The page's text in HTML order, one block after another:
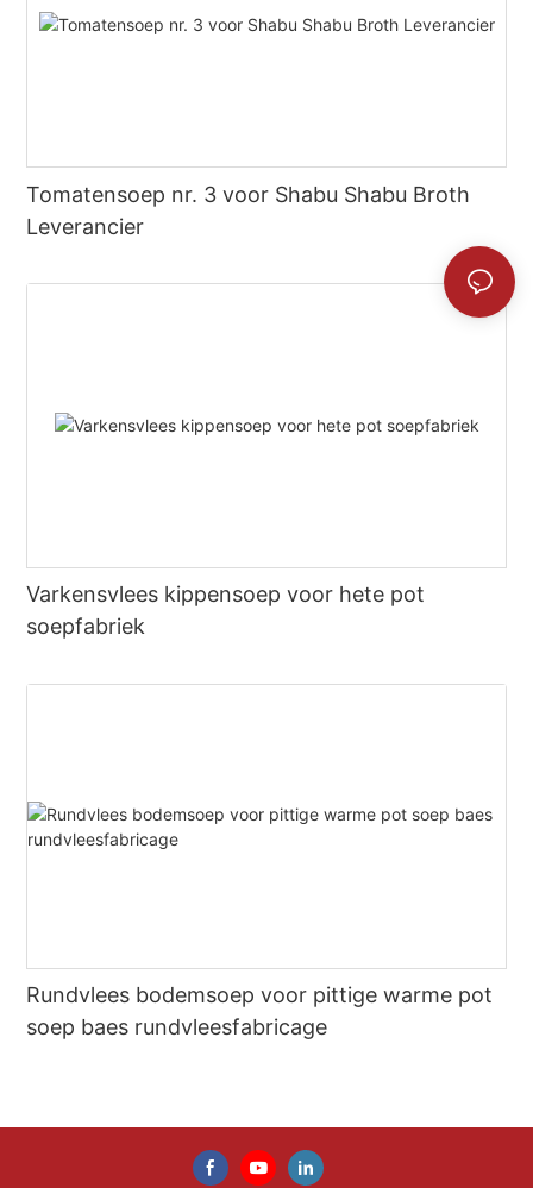
Tomatensoep nr. 3 voor Shabu Shabu Broth
Leverancier
Varkensvlees kippensoep voor hete pot
soepfabriek
Rundvlees bodemsoep voor pittige warme pot
soep baes rundvleesfabricage